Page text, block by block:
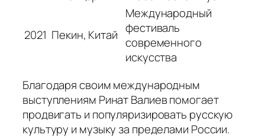
2021 Пекин, Китай
Международный
фестиваль
современного
искусства
Благодаря своим международным
выступлениям Ринат Валиев помогает
продвигать и популяризировать русскую
культуру и музыку за пределами России.